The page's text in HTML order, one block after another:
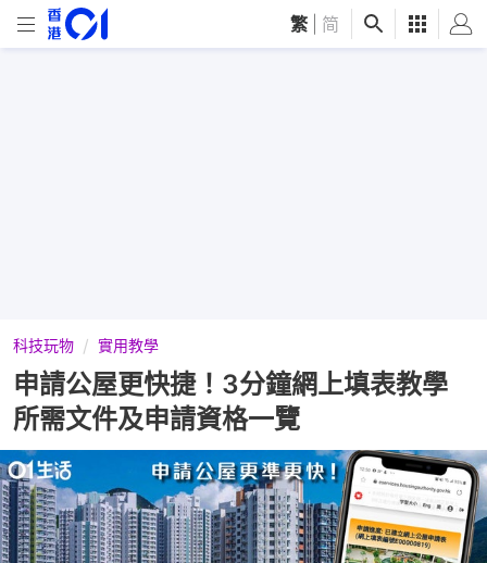
繁 简
科技玩物 實用教學
申請公屋更快捷！3分鐘網上填表教學
所需文件及申請資格一覽